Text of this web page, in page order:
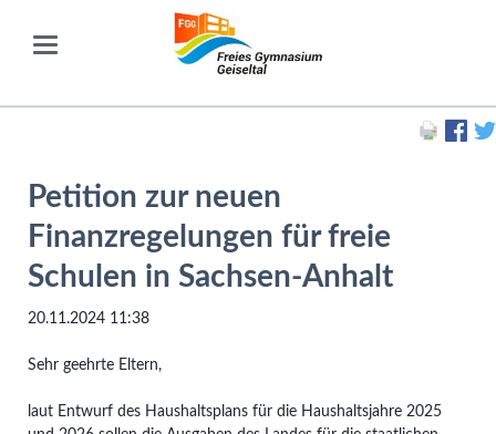
Petition zur neuen
Finanzregelungen für freie
Schulen in Sachsen-Anhalt
20.11.2024 11:38
Sehr geehrte Eltern,
laut Entwurf des Haushaltsplans für die Haushaltsjahre 2025